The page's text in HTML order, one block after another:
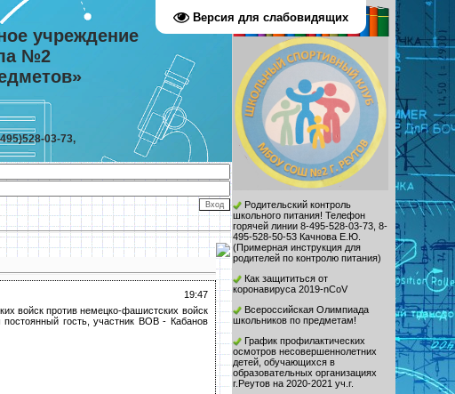
Версия для слабовидящих
учреждение
№2
03-73,
Родительский контроль
школьного питания! Телефон
горячей линии 8-495-528-03-73, 8-
495-528-50-53 Качнова Е.Ю.
(Примерная инструкция для
родителей по контролю питания)
Как защититься от
коронавируса 2019-nCoV
Всероссийская Олимпиада
школьников по предметам!
График профилактических
осмотров несовершеннолетних
детей, обучающихся в
образовательных организациях
г.Реутов на 2020-2021 уч.г.
19:47
войск против немецко-фашистских войск
гость, участник ВОВ - Кабанов